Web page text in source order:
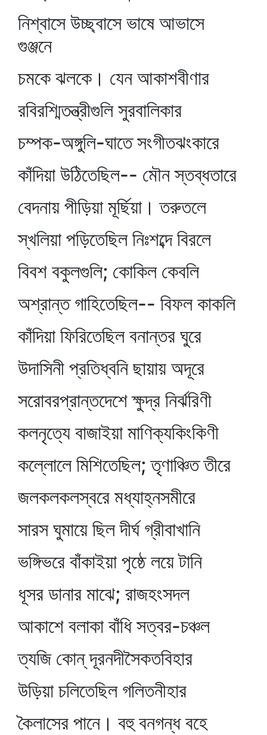
নিশ্বাসে উচ্ছ্বাসে ভাষে আভাসে
গুঞ্জনে
চমকে ঝলকে। যেন আকাশবীণার
রবিরশ্মিতন্ত্রীগুলি সুরবালিকার
চম্পক-অঙ্গুলি-ঘাতে সংগীতঝংকারে
কাঁদিয়া উঠিতেছিল-- মৌন স্তব্ধতারে
বেদনায় পীড়িয়া মূর্ছিয়া। তরুতলে
স্খলিয়া পড়িতেছিল নিঃশব্দে বিরলে
বিবশ বকুলগুলি; কোকিল কেবলি
অশ্রান্ত গাহিতেছিল-- বিফল কাকলি
কাঁদিয়া ফিরিতেছিল বনান্তর ঘুরে
উদাসিনী প্রতিধ্বনি ছায়ায় অদূরে
সরোবরপ্রান্তদেশে ক্ষুদ্র নির্ঝরিণী
কলনৃত্যে বাজাইয়া মাণিক্যকিংকিণী
কল্লোলে মিশিতেছিল; তৃণাঞ্চিত তীরে
জলকলকলস্বরে মধ্যাহ্নসমীরে
সারস ঘুমায়ে ছিল দীর্ঘ গ্রীবাখানি
ভঙ্গিভরে বাঁকাইয়া পৃষ্ঠে লয়ে টানি
ধূসর ডানার মাঝে; রাজহংসদল
আকাশে বলাকা বাঁধি সত্বর-চঞ্চল
ত্যজি কোন্‌ দূরনদীসৈকতবিহার
উড়িয়া চলিতেছিল গলিতনীহার
কৈলাসের পানে। বহু বনগন্ধ বহে